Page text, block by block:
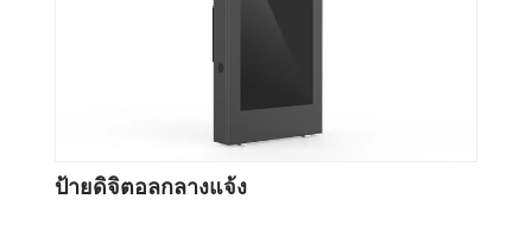
ป้ายดิจิตอลกลางแจ้ง